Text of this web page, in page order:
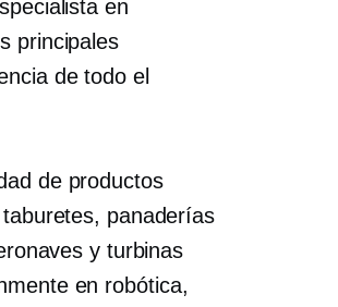
en
principales
de todo el
de productos
panaderías
y turbinas
en robótica,